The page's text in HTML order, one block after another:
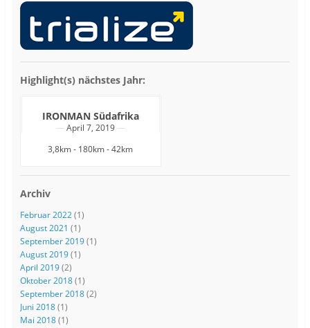
Highlight(s) nächstes Jahr:
IRONMAN Südafrika
April 7, 2019
3,8km - 180km - 42km
Archiv
Februar 2022(1)
August 2021 (1)
September 2019(1)
August 2019(1)
April 2019(2)
Oktober 2018(1)
September 2018(2)
Juni 2018(1)
Mai 2018(1)